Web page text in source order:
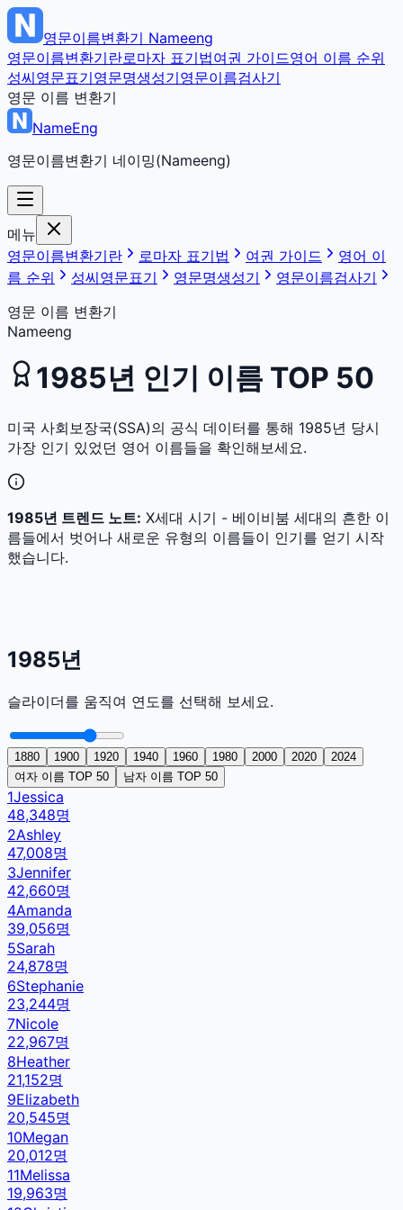
영문이름변환기 Nameeng
영문이름변환기란로마자 표기법여권 가이드영어 이름 순위
성씨영문표기영문명생성기영문이름검사기
영문 이름 변환기
NameEng
영문이름변환기 네이밍(Nameeng)
메뉴
영문이름변환기란
로마자 표기법 여권 가이드
영어 이
름 순위
성씨영문표기 영문명생성기
영문이름검사기
영문 이름 변환기
Nameeng
1985년 인기 이름 TOP 50
미국 사회보장국(SSA)의 공식 데이터를 통해 1985년 당시
가장 인기 있었던 영어 이름들을 확인해보세요.
1985년 트렌드 노트: X세대 시기 - 베이비붐 세대의 흔한 이
름들에서 벗어나 새로운 유형의 이름들이 인기를 얻기 시작
했습니다.
1985년
슬라이더를 움직여 연도를 선택해 보세요.
1880 1900 1920 1940 1960 1980 2000 2020
2024
여자 이름 TOP 50
남자 이름 TOP 50
1Jessica
48,348명
2Ashley
47,008명
3Jennifer
42,660명
4Amanda
39,056명
5Sarah
24,878명
6Stephanie
23,244명
7Nicole
22,967명
8Heather
21,152명
9Elizabeth
20,545명
10Megan
20,012명
11Melissa
19,963명